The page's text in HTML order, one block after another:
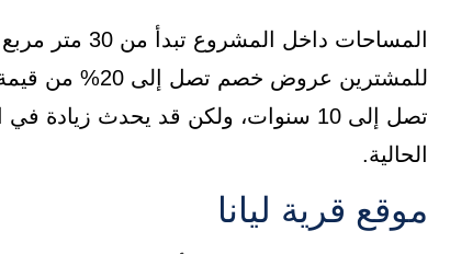
للمشترين
تصل إلى 10 سنوات، ولكن قد يحدث
الحالية.
موقع قرية ليانا